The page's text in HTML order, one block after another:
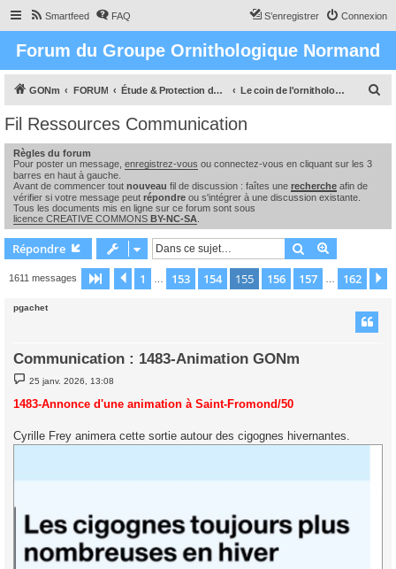
Smartfeed FAQ Connexion
S’enregistrer
Forum du Groupe Ornithologique Normand
GONm FORUM Étude & Protection des Oiseaux et de leurs milieux en Normandie Le coin de l'ornithologue : observations, études & enquêtes
Fil Ressources Communication
Règles du forum
Pour poster un message, enregistrez-vous ou connectez-vous en cliquant sur les 3
barres en haut à gauche.
Avant de commencer tout nouveau fil de discussion : faîtes une recherche afin de
vérifier si votre message peut répondre ou s'intégrer à une discussion existante.
Tous les documents mis en ligne sur ce forum sont sous
licence CREATIVE COMMONS BY-NC-SA
Répondre Rechercher
1611 messages Page 155 sur162
Précédente
1 153 154 155 156 157 162
pgachet
Communication : 1483-Animation GONm
M
e
s
s
g
e
25 janv. 2026, 13:08
1483-Annonce d'une animation à Saint-Fromond/50
Cyrille Frey animera cette sortie autour des cigognes hivernantes.